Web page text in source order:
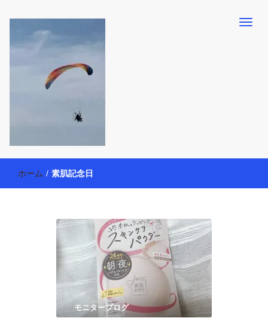
働く母の40代を楽しむ方法
ー活動を通して、豊かな生活を楽しんでいます。懸賞やモニター生
活だけでなく、大好きな【旅行・温泉・食育・美容健康アイテム探
索】も全力で楽しみます。
ホーム / 素肌記念日
モニターブログ